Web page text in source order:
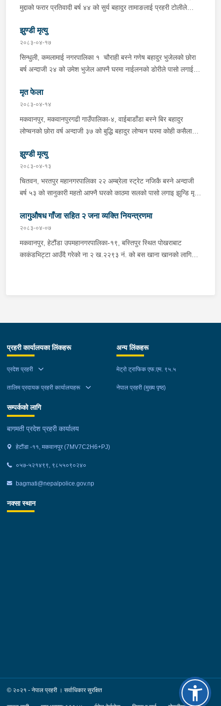
यात्रुबाहक E.V. हायसमा सवार जिल्ला सिराह मिर्चैया नगरपालिका-५ बस्ने
ल्याएको तरकारीको बोरा भित्र डब्बामा प्लास्टिकले पोका पारी लुकाई छिपाई
ल्याएको लागु औषध खैरो हिरोइन जस्तो देखिने गिलो पदार्थ ४५.१९० फेला
पारी नियन्त्रणमा लिई सोधपुछ गर्दा पछाडी मोटरसाइकलमा सवार चालक
अभिषेक कुमार साह र सवार राहुल कुमार मण्डलले उक्त सामान दिई पठाएको
भनि खुल्न आएको हुँदा मोटरसाइकल सहित निजहरुलाई नियन्त्रणमा लिई थप
अनुसन्धान कार्य भईरहेको ।
मुद्दाको फरार प्रतिवादी बर्ष ४४ को सुर्य बहादुर तामाङलाई प्रहरी टोलीले
झुण्डी मृत्यु
२०८३-०४-१७
सिन्धुली, कमलामाई नगरपालिका १ चौराही बस्ने गणेष बहादुर भुजेलको छोरा
बर्ष अन्दाजी २४ को उमेश भुजेल आफ्नै घरमा नाईलनको डोरीले पासो लगाई
घटनास्थलमा मुचुल्का सहित थप अनुसन्धान कार्य भइरहेको ।
मृत फेला
२०८३-०४-१४
मकवानपुर, मकवानपुरगढी गाउँपालिका-४, वाईबाडाँडा बस्ने बिर बहादुर
लोप्चनको छोरा वर्ष अन्दाजी ३७ को बुद्धि बहादुर लोप्चन घरमा कोही कसैलाई
मिति २०८३।०४।१४ गते सोहि स्थित कुसुमटार खोल्सामा घोप्टो परी मृत
अवस्थामा फेला परेको । यस घटना सम्बन्धमा थप अनुसन्धान कार्य भईरहेको
छ ।
झुण्डी मृत्यु
२०८३-०४-१३
चितवन, भरतपुर महानगरपालिका २२ अम्ब्रेला स्ट्रेट नजिकै बस्ने अन्दाजी
बर्ष ५३ को सानुकारी महतो आफ्नै घरको काठमा सलको पासो लगाइ झुन्डि मृत्यु
सहित थप अनुसन्धान कार्य भइरहेको ।
लागुऔषध गाँजा सहित २ जना व्यक्ति नियन्त्रणमा
२०८३-०४-०७
मकवानपुर, हेटौंडा उपमहानगरपालिका-१९, बस्तिपुर स्थित पोखराबाट
काकंडभिट्टा आउँदै गरेको ना २ ख.२२९३ नं. को बस खाना खानको लागि
लागुऔषध गाँजा २६ किलोग्राम २० ग्राम फेला परेको । लागुऔषध सहित
समिर मोक्तान र सोहि हेटौंडा उपमहानगरपालिका-१९, बस्तिपुर बस्ने वर्ष
भईरहेको छ ।
प्रहरी कार्यालयका लिंकहरू
प्रदेश प्रहरी
तालिम प्रदायक प्रहरी कार्यालयहरू
अन्य लिंकहरू
मेट्रो ट्राफिक एफ.एम. ९५.५
नेपाल प्रहरी (मुख्य पृष्ठ)
सम्पर्कको लागि
बागमती प्रदेश प्रहरी कार्यालय
हेटौंडा -११, मकवानपुर (7MV7C2H6+PJ)
०५७-५२१४९९, ९८५५०९०२४०
bagmati@nepalpolice.gov.np
नक्सा स्थान
© २०२१ - नेपाल प्रहरी । सर्वाधिकार सुरक्षित